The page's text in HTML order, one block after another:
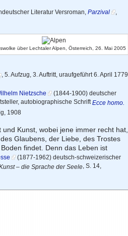
Literatur Versroman,Parzival
,
über Lechtaler Alpen, Österreich, 26. Mai 2005
, 5. Aufzug, 3. Auftritt, uraufgeführt 6. April 1779
Nietzsche (1844-1900) deutscher
autobiographische SchriftEcce homo.
1908
Kunst, wobei jene immer recht hat,
Glaubens, der Liebe, des Trostes
findet. Denn das Leben ist
(1877-1962) deutsch-schweizerischer
– die Sprache der Seele, S. 14,